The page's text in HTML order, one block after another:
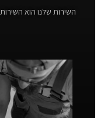
השירות שלנו הוא